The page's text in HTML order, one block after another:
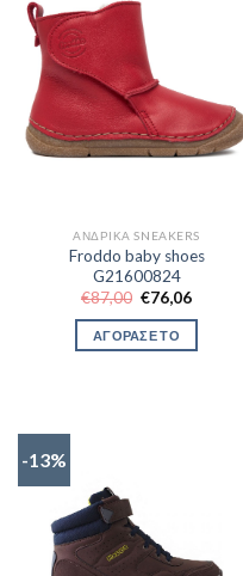
ΑΝΔΡΙΚΆ SNEAKERS
Froddo baby shoes
G21600824
€87,00 Original
price
was:
€87,00.
€76,06Η
τιμή
ΑΓΟΡΑΣΕ ΤΟ
-13%